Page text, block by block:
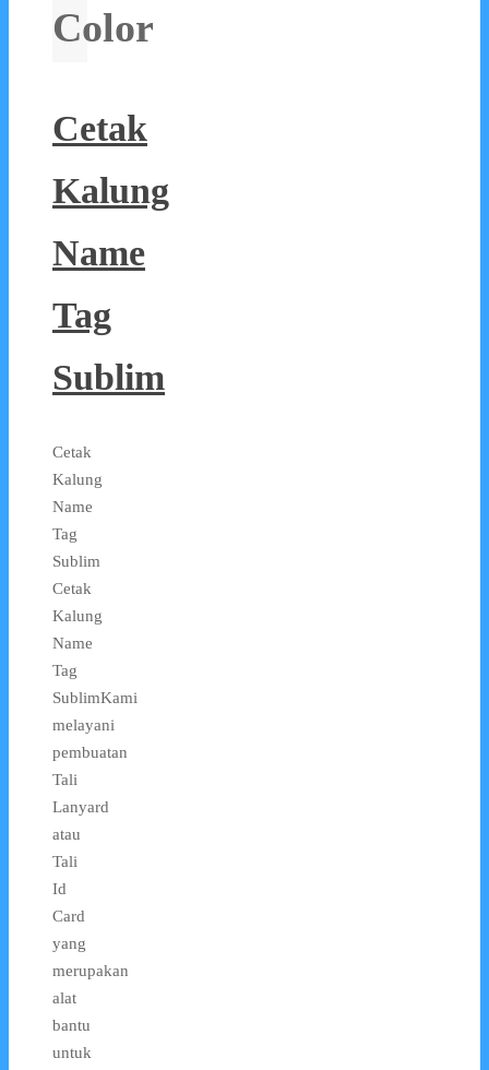
Color
Cetak
Kalung
Name
Tag
Sublim
Cetak
Kalung
Name
Tag
Sublim
Cetak
Kalung
Name
Tag
SublimKami
melayani
pembuatan
Tali
Lanyard
atau
Tali
Id
Card
yang
merupakan
alat
bantu
untuk